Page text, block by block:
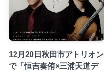
12月20日秋田市アトリオン
で「恒吉奏侑×三浦天道デ